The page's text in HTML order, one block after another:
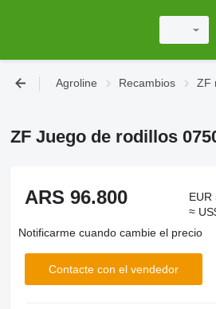
Agroline Recambios ZF
ZF Juego de rodillos
ARS 96.800
EUR
≈
Notificarme cuando cambie el precio
Contacte con el vendedor